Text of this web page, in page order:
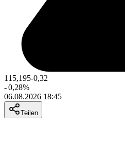
115,195-0,32
-0,28%
06.08.2026 18:45
Teilen